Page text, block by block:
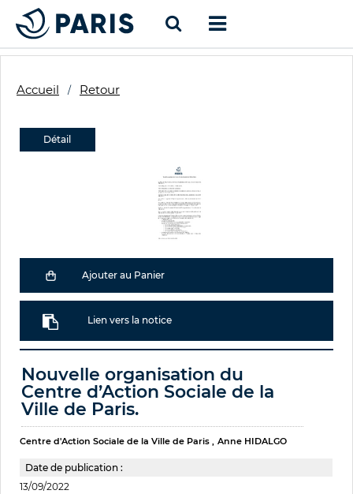
Accueil Retour
Détail
Ajouter au Panier
Lien vers la notice
Nouvelle organisation du
Centre d’Action Sociale de la
Ville de Paris.
Centre d'Action Sociale de la Ville de Paris Anne HIDALGO
Date de publication :
13/09/2022